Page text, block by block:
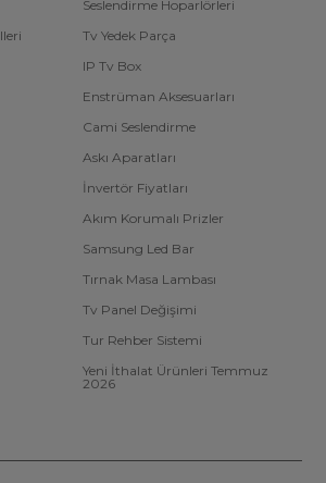
Seslendirme Hoparlörleri
Tv Yedek Parça
IP Tv Box
Enstrüman Aksesuarları
Cami Seslendirme
Askı Aparatları
İnvertör Fiyatları
Akım Korumalı Prizler
Samsung Led Bar
Tırnak Masa Lambası
Tv Panel Değişimi
Tur Rehber Sistemi
Yeni İthalat Ürünleri Temmuz
2026